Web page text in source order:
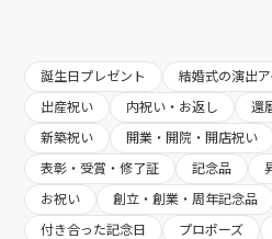
誕生日プレゼント 結婚式の演出
出産祝い
内祝い・お返し
還
新築祝い
開業・開院・開店祝い
表彰・受賞・修了証
記念品
お祝い
創立・創業・周年記念品
付き合った記念日
プロポーズ